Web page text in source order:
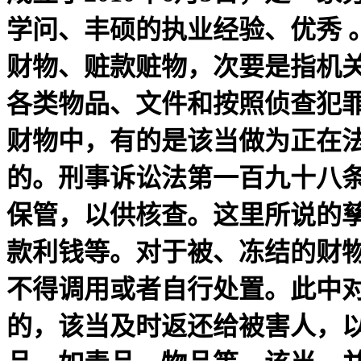
学问、丰硕的执业经验、优秀
财物、赃款赃物，次要是指机
各类物品、文件和按照侦查犯
财物中，有的是该当做为正在
的。刑事诉讼法第一百九十八
保管，以供核查。这里所说的
款利钱等。对于被、冻结的财
不得调用或者自行处置。此中
的，该当及时返还给被害人，